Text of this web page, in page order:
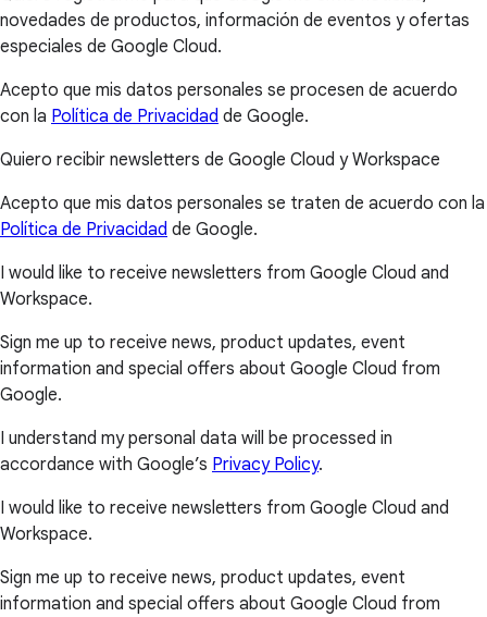
novedades de productos, información de eventos y ofertas
especiales de Google Cloud.
Acepto que mis datos personales se procesen de acuerdo
con la Política de Privacidad de Google.
Quiero recibir newsletters de Google Cloud y Workspace
Acepto que mis datos personales se traten de acuerdo con la
Política de Privacidad de Google.
I would like to receive newsletters from Google Cloud and
Workspace.
Sign me up to receive news, product updates, event
information and special offers about Google Cloud from
Google.
I understand my personal data will be processed in
accordance with Google’s Privacy Policy.
I would like to receive newsletters from Google Cloud and
Workspace.
Sign me up to receive news, product updates, event
information and special offers about Google Cloud from